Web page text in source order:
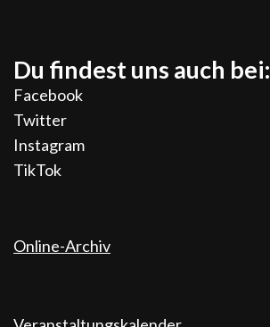
Du findest uns auch bei:
Facebook
Twitter
Instagram
TikTok
Online-Archiv